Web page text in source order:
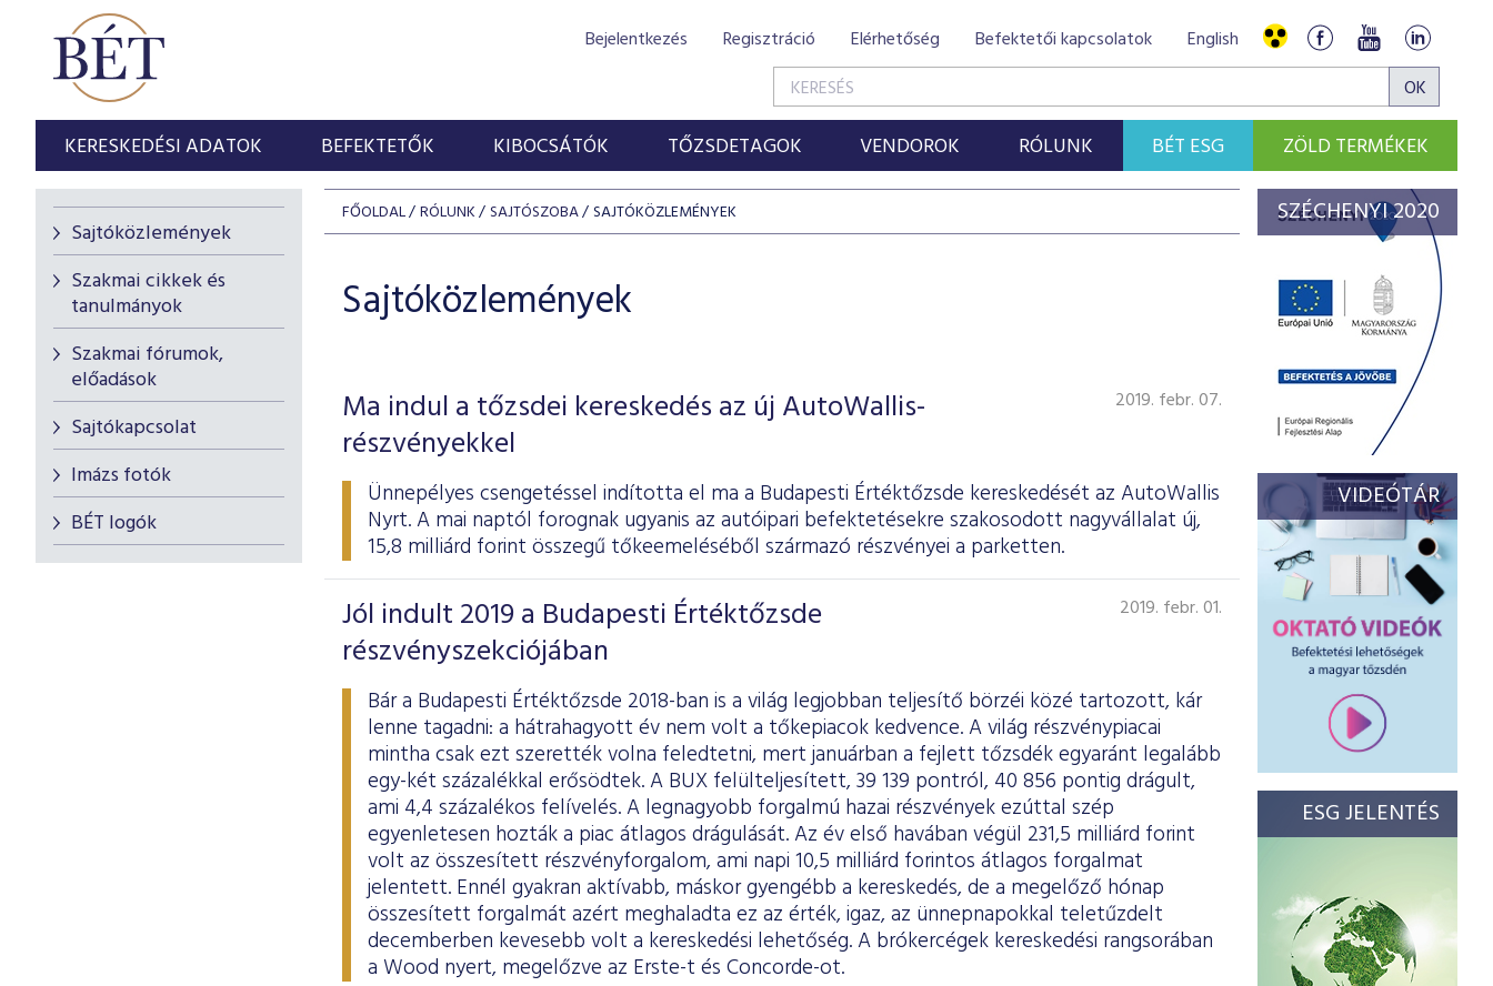
Bejelentkezés Regisztráció Elérhetőség Befektetői kapcsolatok English
KERESKEDÉSI ADATOK BEFEKTETŐK KIBOCSÁTÓK TŐZSDETAGOK VENDOROK RÓLUNK BÉT ESG ZÖLD TERMÉKEK
Sajtóközlemények
Szakmai cikkek és
tanulmányok
Szakmai fórumok,
előadások
Sajtókapcsolat
Imázs fotók
BÉT logók
FŐOLDAL RÓLUNK SAJTÓSZOBA SAJTÓKÖZLEMÉNYEK
Sajtóközlemények
Ma indul a tőzsdei kereskedés az új AutoWallis-
részvényekkel
2019. febr. 07.
Ünnepélyes csengetéssel indította el ma a Budapesti Értéktőzsde kereskedését az AutoWallis
Nyrt. A mai naptól forognak ugyanis az autóipari befektetésekre szakosodott nagyvállalat új,
15,8 milliárd forint összegű tőkeemeléséből származó részvényei a parketten.
Jól indult 2019 a Budapesti Értéktőzsde
részvényszekciójában
2019. febr. 01.
Bár a Budapesti Értéktőzsde 2018-ban is a világ legjobban teljesítő börzéi közé tartozott, kár
lenne tagadni: a hátrahagyott év nem volt a tőkepiacok kedvence. A világ részvénypiacai
mintha csak ezt szerették volna feledtetni, mert januárban a fejlett tőzsdék egyaránt legalább
egy-két százalékkal erősödtek. A BUX felülteljesített, 39 139 pontról, 40 856 pontig drágult,
ami 4,4 százalékos felívelés. A legnagyobb forgalmú hazai részvények ezúttal szép
egyenletesen hozták a piac átlagos drágulását. Az év első havában végül 231,5 milliárd forint
volt az összesített részvényforgalom, ami napi 10,5 milliárd forintos átlagos forgalmat
jelentett. Ennél gyakran aktívabb, máskor gyengébb a kereskedés, de a megelőző hónap
összesített forgalmát azért meghaladta ez az érték, igaz, az ünnepnapokkal teletűzdelt
decemberben kevesebb volt a kereskedési lehetőség. A brókercégek kereskedési rangsorában
a Wood nyert, megelőzve az Erste-t és Concorde-ot.
SZÉCHENYI 2020
VIDEÓTÁR
ESG JELENTÉS